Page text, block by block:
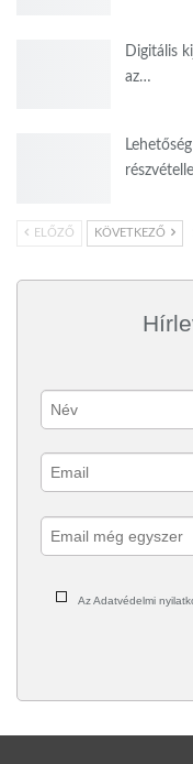
Digitális
az…
ELŐZŐ KÖVETKEZŐ
Az Adatvédelmi